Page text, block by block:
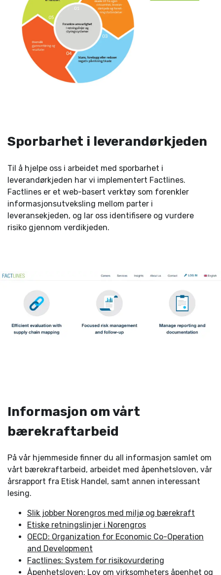
Sporbarhet i leverandørkjeden
Til å hjelpe oss i arbeidet med sporbarhet i
leverandørkjeden har vi implementert Factlines.
Factlines er et web-basert verktøy som forenkler
informasjonsutveksling mellom parter i
leveransekjeden, og lar oss identifisere og vurdere
risiko gjennom verdikjeden.
Informasjon om vårt
bærekraftarbeid
På vår hjemmeside finner du all informasjon samlet om
vårt bærekraftarbeid, arbeidet med åpenhetsloven, vår
årsrapport fra Etisk Handel, samt annen interessant
lesing.
Slik jobber Norengros med miljø og bærekraft
Etiske retningslinjer i Norengros
OECD: Organization for Economic Co-Operation
and Development
Factlines: System for risikovurdering
Åpenhetsloven: Lov om virksomheters åpenhet og